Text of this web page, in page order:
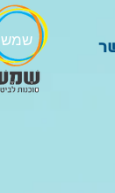
שמש